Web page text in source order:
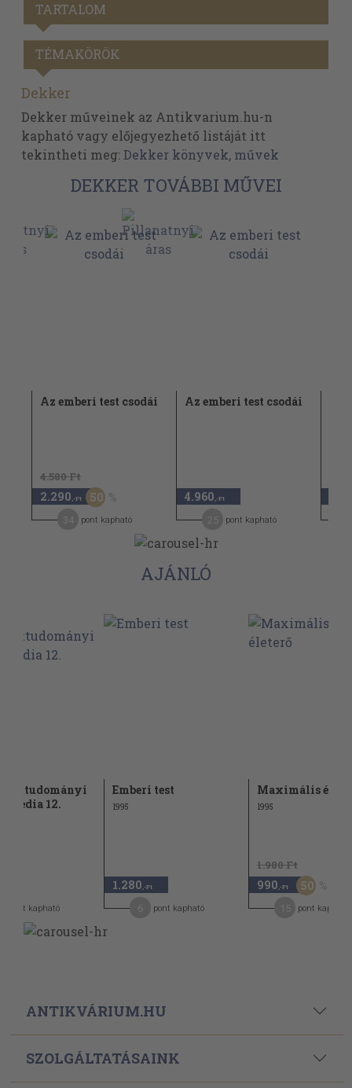
TARTALOM
TÉMAKÖRÖK
Dekker
Dekker műveinek az Antikvarium.hu-n
kapható vagy előjegyezhető listáját itt
tekintheti meg:Dekker könyvek, művek
DEKKER TOVÁBBI MŰVEI
Az emberi test csodái
4.580 Ft
2.290 ,-Ft 50
pont kapható
Az emberi test csodái
4.960 ,-Ft
pont kapható
AJÁNLÓ
12.
pont kapható
Emberi test
1995
1.280 ,-Ft
pont kapható
Maximális
1995
1.980 Ft
990 ,-Ft 50
pont kapható
ANTIKVÁRIUM.HU
SZOLGÁLTATÁSAINK